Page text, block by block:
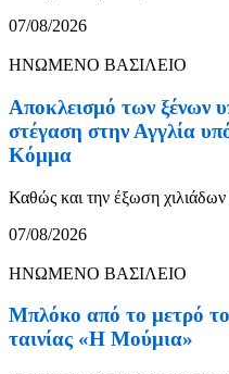
07/08/2026
ΗΝΩΜΕΝΟ ΒΑΣΙΛΕΙΟ
Αποκλεισμό των ξένων
στέγαση στην Αγγλία
Κόμμα
Καθώς και την έξωση χιλιάδων
07/08/2026
ΗΝΩΜΕΝΟ ΒΑΣΙΛΕΙΟ
Μπλόκο από το μετρό
ταινίας «Η Μούμια»